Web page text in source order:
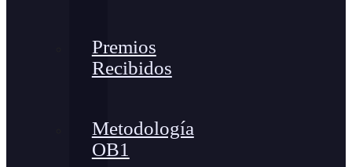
Premios
Recibidos
Metodología
OB1